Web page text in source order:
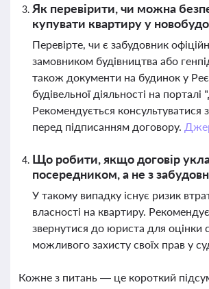
Як перевірити, чи можна
купувати квартиру у
Перевірте, чи є забудовник
замовником будівництва або
також документи на будинок у
будівельної діяльності на порталі
Рекомендується консультуватися
перед підписанням договору.
Що робити, якщо договір
посередником, а не з
У такому випадку існує ризик
власності на квартиру.
звернутися до юриста для оцінки
можливого захисту своїх прав у
Кожне з питань — це короткий